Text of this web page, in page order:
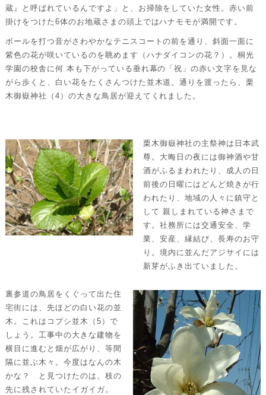
蔵』と呼ばれているんですよ」と、お掃除をしていた女性。赤い前
掛けをつけた6体のお地蔵さまの頭上ではハナモモが満開です。
ボールを打つ音がさわやかなテニスコートの前を通り、斜面一面に
紫色の花が咲いているのを眺めます（ハナダイコンの花？）。桐光
学園の校舎に何 本も下がっている垂れ幕の「祝」の赤い文字を見な
がら歩くと、白い花をたくさんつけた並木道。通りを渡ったら、栗
木御嶽神社（4）の大きな鳥居が迎えてくれました。
栗木御嶽神社の主祭神は日本武
尊。大晦日の夜には御神酒や甘
酒がふるまわれたり、成人の日
前後の日曜にはどんど焼きが行
われたり、地域の人々に鎮守と
して 親しまれている神さまで
す。社務所には交通安全、学
業、安産、縁結び、長寿のお守
り。境内に並んだアジサイには
新芽がふき出ていました。
裏参道の鳥居をくぐって出た住
宅街には、先ほどの白い花の並
木。これはコブシ並木（5）で
しょう。工事中の大きな建物を
横目に進むと畑が広がり、等間
隔に並ぶ木々。今度はなんの木
かな？ と見つけたのは、枝の
先に残されていたイガイガ。